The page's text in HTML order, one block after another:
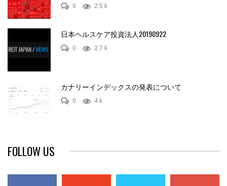
0 2.5 k
日本ヘルスケア投資法人20190922
0 2.7 k
カナリーインデックスの発表について
0 4 k
FOLLOW US